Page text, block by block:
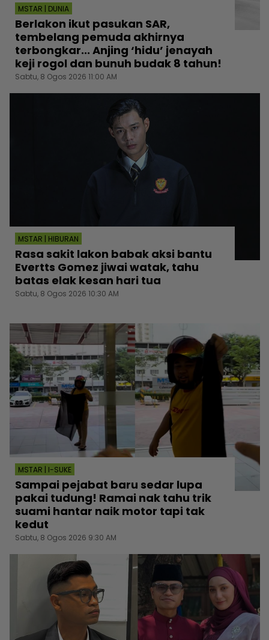
MSTAR | DUNIA
Berlakon ikut pasukan SAR,
tembelang pemuda akhirnya
terbongkar... Anjing ‘hidu’ jenayah
keji rogol dan bunuh budak 8 tahun!
Sabtu, 8 Ogos 2026 11:00 AM
MSTAR | HIBURAN
Rasa sakit lakon babak aksi bantu
Evertts Gomez jiwai watak, tahu
batas elak kesan hari tua
Sabtu, 8 Ogos 2026 10:30 AM
MSTAR | I-SUKE
Sampai pejabat baru sedar lupa
pakai tudung! Ramai nak tahu trik
suami hantar naik motor tapi tak
kedut
Sabtu, 8 Ogos 2026 9:30 AM